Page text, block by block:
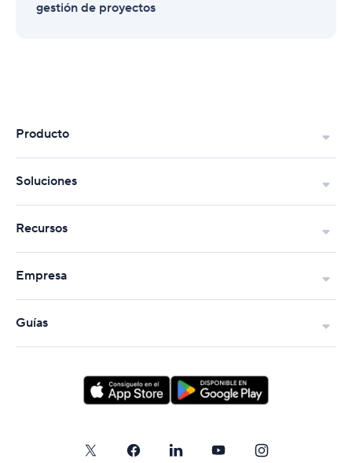
gestión de proyectos
Producto
Soluciones
Recursos
Empresa
Guías